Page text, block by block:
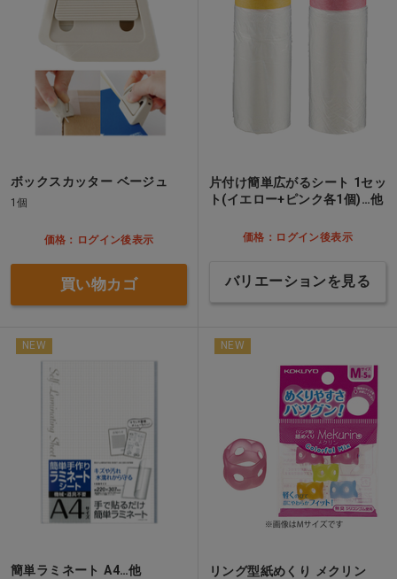
ボックスカッター ベージュ
1個
価格：ログイン後表示
買い物カゴ
片付け簡単広がるシート 1セッ
ト(イエロー+ピンク各1個)…他
価格：ログイン後表示
バリエーションを見る
NEW
簡単ラミネート A4…他
NEW
リング型紙めくり メクリン